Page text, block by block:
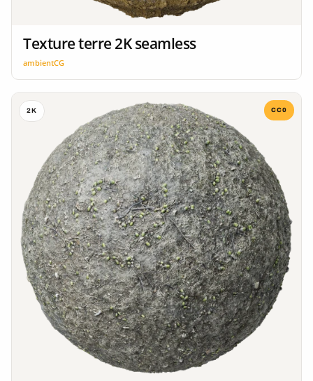
Texture terre 2K seamless
ambientCG
2K CC0